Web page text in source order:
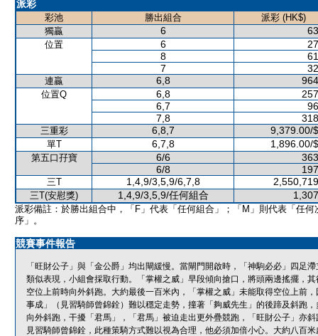
派彩
彩池 勝出組合
派彩 (HK$)
獨贏
6
位置 6
8
7
連贏 6,8
位置Q 6,8
6,7
7,8
三重彩 6,8,7 9,379.00/
單T 6,7,8 1,896.00/
第五口孖寶 6/6
6/8
三T 1,4,9/3,5,9/6,7,8
三T(安慰獎) 1,4,9/3,5,9/任何組合
派彩備註：於勝出組合中，「F」代表「任何組合」；「M」則代表「任何
序」。
競賽事件報告
「旺財公子」與「金公爵」均出閘緩慢。當閘門開啟時，「神駒必必」四足
類似表現，小組會採取行動。「掌權之威」早段傾向搶口，將頭兩邊搖擺，
空位上前時向外斜跑。大約最後一百米內，「掌權之威」未能取得空位上前
事成」（見習騎師曾錦銓）難以穩定走勢，撞著「夠威先生」的後蹄及斜跑
向外斜跑，干擾「君馬」，「君馬」被迫走出更外疊競跑，「旺財公子」亦
見習騎師曾錦銓，此種策騎方式難以視為合理，他必須加倍小心。大約八百